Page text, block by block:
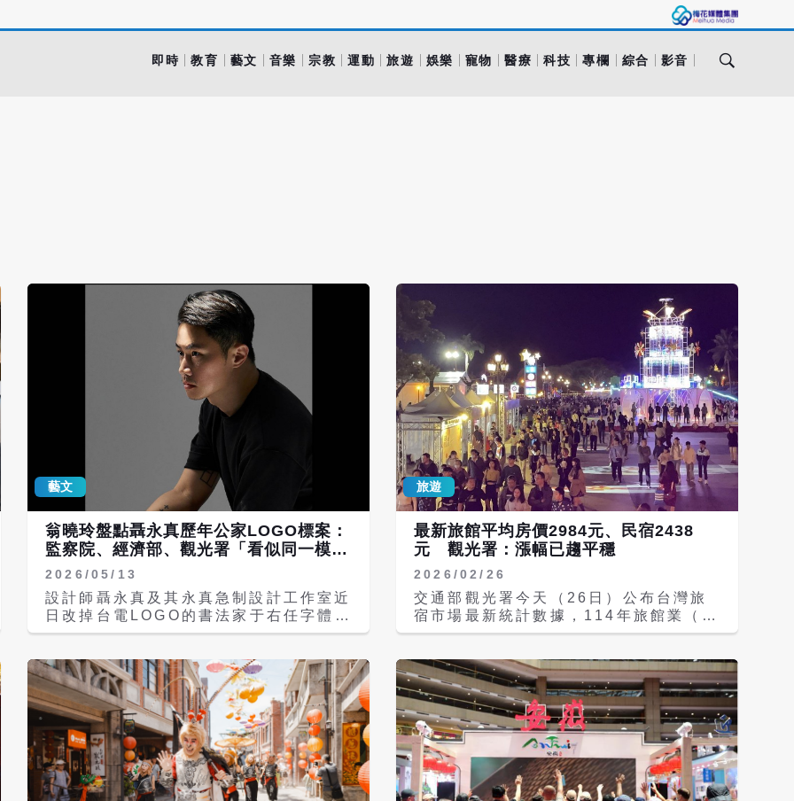
即時 教育 藝文 音樂 宗教 運動 旅遊 娛樂 寵物 醫療 科技 專欄 綜合 影音
藝文
翁曉玲盤點聶永真歷年公家LOGO標案：
監察院、經濟部、觀光署「看似同一模
板」
2026/05/13
設計師聶永真及其永真急制設計工作室近
日改掉台電LOGO的書法家于右任字體，
引發討論。國民黨立委翁曉玲辦公室盤點
院、經濟部、觀光署如出一轍，都是幾條
直線構圖，翁曉玲表示，看起來很像同一
模板。 翁曉玲辦公室之前誤植交通部觀
光署LOGO，經聶永真指正後，翁辦已修
正圖表，翁辦表示感謝並向聶永真致歉。
翁曉玲說，經查，永真急制設計工作室
2023年以148萬得標「交通部觀光署視
覺識別暨應用系統設計案」，翁辦向交通
旅遊
最新旅館平均房價2984元、民宿2438
元 觀光署：漲幅已趨平穩
2026/02/26
交通部觀光署今天（26日）公布台灣旅
宿市場最新統計數據，114年旅館業（含
觀光旅館及一般旅館）平均房價2984
2438元，較113年年增1.37％，且有
79％旅館房價低於平均水準。觀光署表
示，整體漲幅相較前期已趨於平穩。 觀
光署指出，隨著國際旅遊逐步復甦與國旅
型態轉變，台灣旅宿市場整體規模已回到
疫前水準。根據觀光署統計，114年旅宿
業整體住客人次達8209萬人次，較113
年的7879.6萬人次增加約329萬人次，